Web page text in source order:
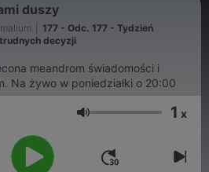
duszy
177 - Odc. 177 - Tydzień
decyzji
meandrom świadomości i
Na żywo w poniedziałki o 20:00
Głośność 1 x